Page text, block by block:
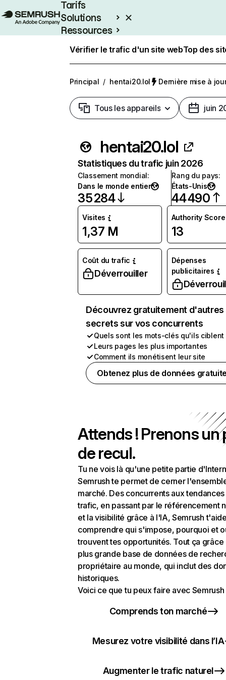
Tarifs
Solutions
Ressources
Vérifier le trafic d'un site webTop des
Principal / hentai20.lol Dernière mise à
Tous les appareils juin
hentai20.lol
Statistiques du trafic juin 2026
Classement mondial:
Dans le monde entier
35 284
Rang du pays:
États-Unis
44 490
Visites
1,37 M
Authority Score
13
Coût du trafic
Déverrouiller
Dépenses
publicitaires
Découvrez gratuitement d'autres
secrets sur vos concurrents
Quels sont les mots-clés qu'ils ciblent
Leurs pages les plus importantes
Comment ils monétisent leur site
Obtenez plus de données
Attends ! Prenons un
de recul.
Tu ne vois là qu'une petite partie
Semrush te permet de cerner
marché. Des concurrents aux
trafic, en passant par le référencement
et la visibilité grâce à l'IA, Semrush
comprendre qui s'impose, pourquoi et
trouvent tes opportunités. Tout ça grâce
plus grande base de données de
propriétaire au monde, qui inclut des
historiques.
Voici ce que tu peux faire avec Semrush
Comprends ton marché
Mesurez votre visibilité dans l’IA
Augmenter le trafic naturel